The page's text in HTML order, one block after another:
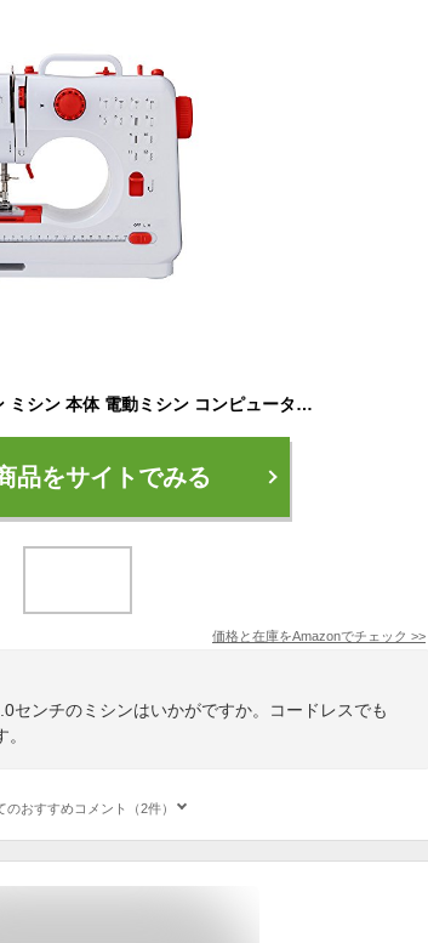
コンパクト電動ミシン ミシン 本体 電動ミシン コンピュータミシン 機能充実 手元照明 簡単操作 フリーアーム レッド ピンク パープル (レッド)
品をサイトでみる
価格と在庫をAmazonでチェック >>
センチのミシンはいかがですか。コードレスでも
のおすすめコメント（2件）